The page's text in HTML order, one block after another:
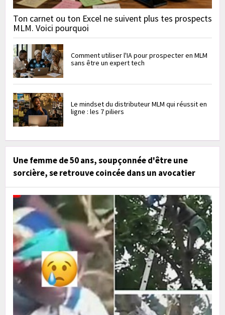
Ton carnet ou ton Excel ne suivent plus tes prospects
MLM. Voici pourquoi
Comment utiliser l'IA pour prospecter en MLM
sans être un expert tech
Le mindset du distributeur MLM qui réussit en
ligne : les 7 piliers
Une femme de 50 ans, soupçonnée d'être une
sorcière, se retrouve coincée dans un avocatier